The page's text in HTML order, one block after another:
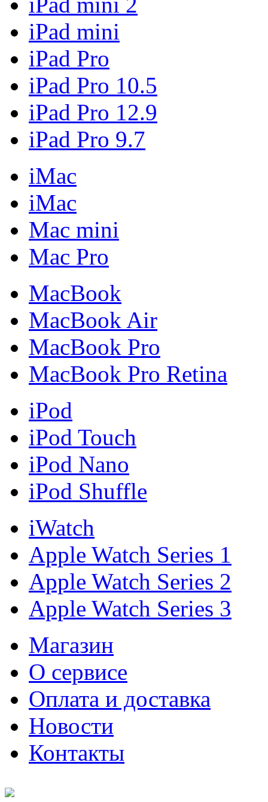
iPad mini
iPad Pro
iPad Pro 10.5
iPad Pro 12.9
iPad Pro 9.7
iMac
iMac
Mac mini
Mac Pro
MacBook
MacBook Air
MacBook Pro
MacBook Pro Retina
iPod
iPod Touch
iPod Nano
iPod Shuffle
iWatch
Apple Watch Series 1
Apple Watch Series 2
Apple Watch Series 3
Магазин
О cервисе
Оплата и доставка
Новости
Контакты